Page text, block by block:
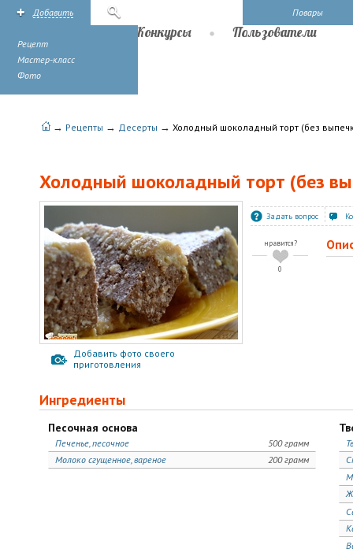
Повары
Добавить
Рецепт
Мастер-класс
Фото
Конкурсы Пользователи
→ Рецепты → Десерты → Холодный шоколадный торт (без
Холодный шоколадный торт (без
Добавить фото своего
приготовления
Задать вопрос
нравится?
0
Ингредиенты
Песочная основа
500 грамм
Печенье, песочное
200 грамм
Молоко сгущенное, вареное